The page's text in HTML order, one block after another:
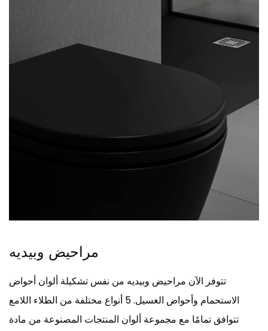
مراحيض وبيديه
تتوفر الآن مراحيض وبيديه من نفس تشكيلة ألوان أحواض
الاستحمام وأحواض الغسيل. 5 أنواع مختلفة من الطلاء اللامع
تتوافق تمامًا مع مجموعة ألوان المنتجات المصنوعة من مادة